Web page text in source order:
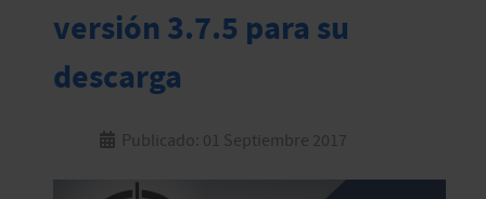
versión 3.7.5 para su
descarga
Publicado: 01 Septiembre 2017